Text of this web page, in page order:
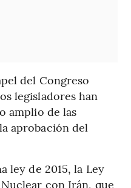
del Congreso
legisladores han
amplio de las
aprobación del
ley de 2015, la Ley
con Irán, que